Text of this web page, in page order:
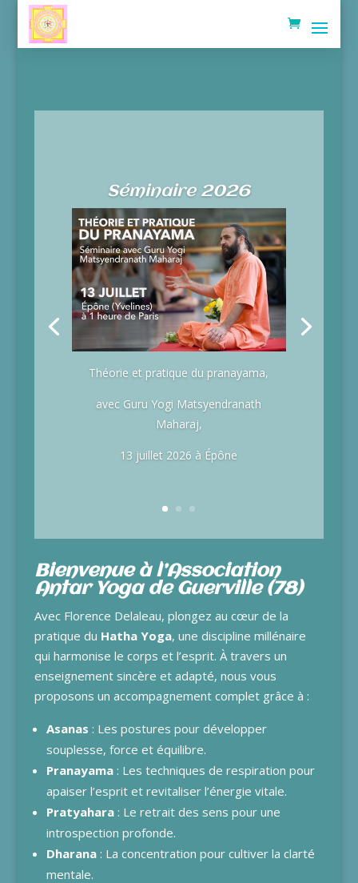
Séminaire 2026
Théorie et pratique du pranayama,
avec Guru Yogi Matsyendranath
Maharaj,
13 juillet 2026 à Épône
Bienvenue à l’Association
Antar Yoga de Guerville (78)
Avec Florence Delaleau, plongez au cœur de la
pratique du Hatha Yoga, une discipline millénaire
qui harmonise le corps et l’esprit. À travers un
enseignement sincère et adapté, nous vous
proposons un accompagnement complet grâce à :
Asanas : Les postures pour développer
souplesse, force et équilibre.
Pranayama: Les techniques de respiration pour
apaiser l’esprit et revitaliser l’énergie vitale.
Pratyahara: Le retrait des sens pour une
introspection profonde.
Dharana: La concentration pour cultiver la clarté
mentale.